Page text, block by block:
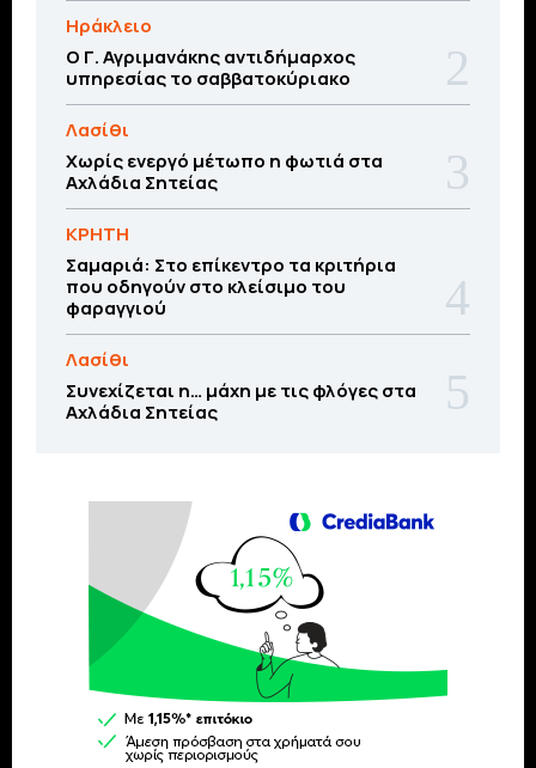
Ηράκλειο
Ο Γ. Αγριμανάκης αντιδήμαρχος
υπηρεσίας το σαββατοκύριακο
Λασίθι
Χωρίς ενεργό μέτωπο η φωτιά στα
Αχλάδια Σητείας
ΚΡΗΤΗ
Σαμαριά: Στο επίκεντρο τα κριτήρια
που οδηγούν στο κλείσιμο του
φαραγγιού
Λασίθι
Συνεχίζεται η… μάχη με τις φλόγες στα
Αχλάδια Σητείας